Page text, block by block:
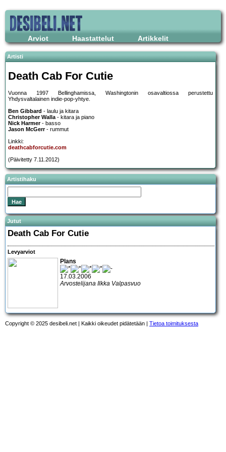
Arviot Haastattelut Artikkelit
Artisti
Death Cab For Cutie
Vuonna 1997 Bellinghamissa, Washingtonin osavaltiossa perustettu
Yhdysvaltalainen indie-pop-yhtye.
Ben Gibbard - laulu ja kitara
Christopher Walla- kitara ja piano
Nick Harmer- basso
Jason McGerr- rummut
Linkki:
deathcabforcutie.com
(Päivitetty 7.11.2012)
Artistihaku
Jutut
Death Cab For Cutie
Levyarviot
Plans
17.03.2006
Arvostelijana Ilkka Valpasvuo
Copyright © 2025 desibeli.net | Kaikki oikeudet pidätetään | Tietoa toimituksesta